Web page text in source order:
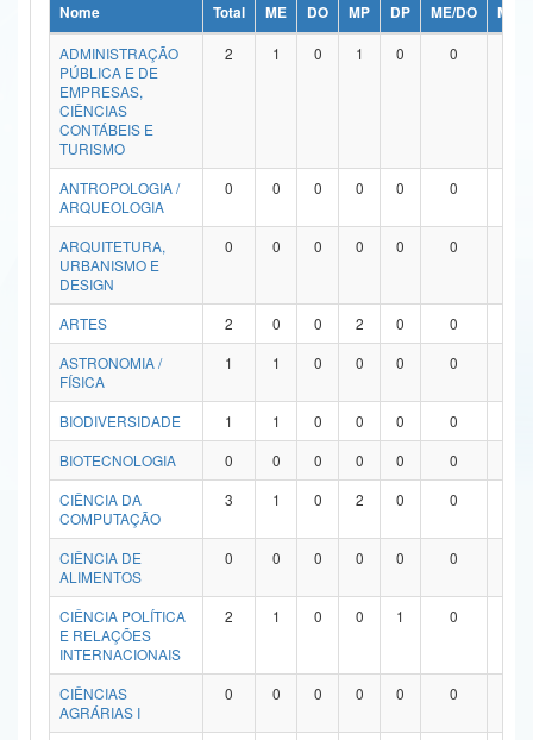
Ministério da Ciência, Tecnologia, Inovações e Comunicações
Ministério do Meio Ambiente
Ministério do Turismo
Ministério do Desenvolvimento Regional
Controladoria-Geral da União
Ministério da Mulher, da Família e dos Direitos Humanos
Secretaria de Governo
Advocacia-Geral da União
Banco Central do Brasil
Nome Total ME DO MP DP ME/DO
MP/
ADMINISTRAÇÃO
PÚBLICA E DE
EMPRESAS,
CIÊNCIAS
CONTÁBEIS E
TURISMO
2 1 0 1 0 0
ANTROPOLOGIA /
ARQUEOLOGIA
0 0 0 0 0 0
ARQUITETURA,
URBANISMO E
DESIGN
0 0 0 0 0 0
ARTES 2 0 0 2 0 0
ASTRONOMIA /
FÍSICA
1 1 0 0 0 0
BIODIVERSIDADE 1 1 0 0 0 0
BIOTECNOLOGIA
0 0 0 0 0 0
CIÊNCIA DA
COMPUTAÇÃO
3 1 0 2 0 0
CIÊNCIA DE
ALIMENTOS
0 0 0 0 0 0
CIÊNCIA POLÍTICA
E RELAÇÕES
INTERNACIONAIS
2 1 0 0 1 0
CIÊNCIAS
AGRÁRIAS I
0 0 0 0 0 0